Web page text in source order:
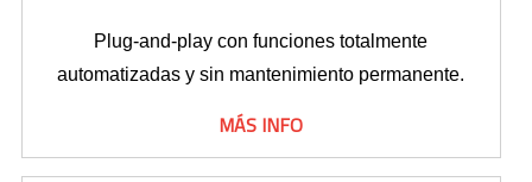
Plug-and-play con funciones totalmente
automatizadas y sin mantenimiento permanente.
MÁS INFO